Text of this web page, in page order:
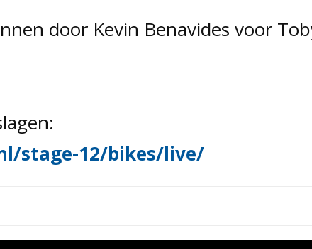
door Kevin Benavides voor
stage-12/bikes/live/